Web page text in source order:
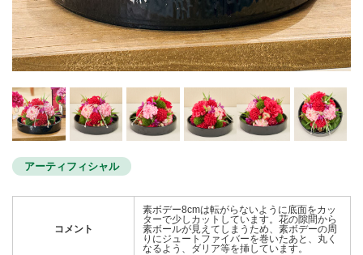
アーティフィシャル
コメント
素ボデー8cmは転がらないように底面をカッ
ターで少しカットしています。花の隙間から
素ボールが見えてしまうため、素ボデーの周
りにジュートファイバーを巻いたあと、丸く
なるよう、ダリア等を挿しています。